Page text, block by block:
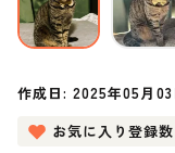
作成日:2025年05月03
お気に入り登録数